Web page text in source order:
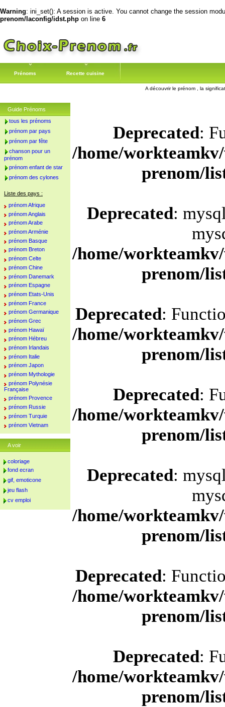
Warning: ini_set(): A session is active. You cannot change the session
prenom/laconfig/idst.php on line 6
Prénoms Recette cuisine
A découvrir le prénom , la
Deprecated:
/home/
prenom/
Deprecated:
/home/
prenom/
Deprecated:
/home/
prenom/
Deprecated:
/home/
prenom/
Deprecated:
/home/
prenom/
Deprecated:
/home/
prenom/
Deprecated:
/home/
prenom/
Guide Prénoms
tous les prénoms
prénom par pays
prénom par fête
chanson pour un
prénom
prénom enfant de star
prénom des cylones
Liste des pays :
prénom Afrique
prénom Anglais
prénom Arabe
prénom Arménie
prénom Basque
prénom Breton
prénom Celte
prénom Chine
prénom Danemark
prénom Espagne
prénom Etats-Unis
prénom France
prénom Germanique
prénom Grec
prénom Hawaï
prénom Hébreu
prénom Irlandais
prénom Italie
prénom Japon
prénom Mythologie
prénom Polynésie
Française
prénom Provence
prénom Russie
prénom Turquie
prénom Vietnam
A voir
coloriage
fond ecran
gif, emoticone
jeu flash
cv emploi